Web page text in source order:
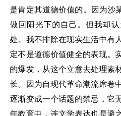
是肯定其道德价值的。因为沙
做回阳光下的自己。但我却
处。我不排除在现实生活中有
定不是道德价值健全的表现。
的爆发，从这个立意去处理素
长。因为自现代革命潮流席卷
逐渐变成一个话题的禁忌，它
年教育中，连文学表达也是避